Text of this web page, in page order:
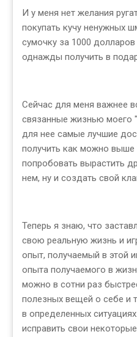
И у меня нет желания
покупать кучу ненужных
сумочку за 1000
однажды получить в
Сейчас для меня важнее
связанные жизнью моего
для нее самые лучшие
получить как можно
попробовать вырастить
нем, ну и создать свой
Теперь я знаю, что
свою реальную жизнь и
опыт, получаемый в этой
опыта получаемого в
можно в сотни раз
полезных вещей о себе и
в определенных
исправить свои